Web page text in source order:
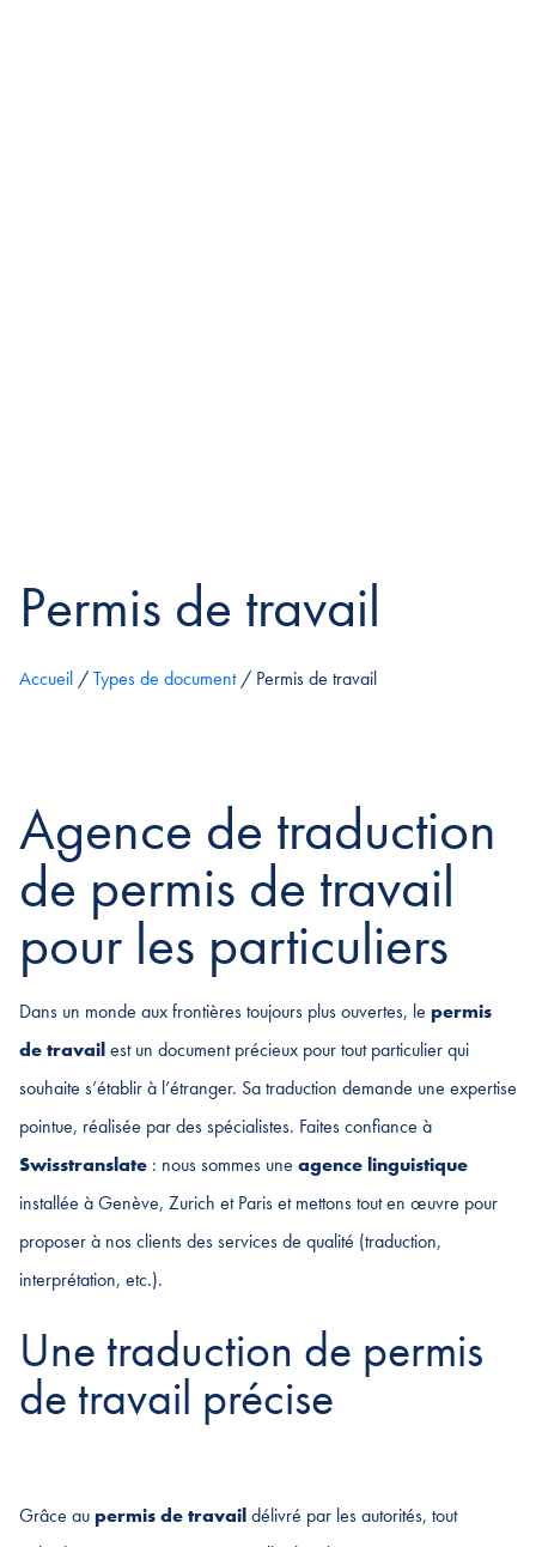
Permis de travail
Accueil /Types de document/ Permis de travail
Agence de traduction
de permis de travail
pour les particuliers
Dans un monde aux frontières toujours plus ouvertes, le permis
de travailest un document précieux pour tout particulier qui
souhaite s’établir à l’étranger. Sa traduction demande une expertise
pointue, réalisée par des spécialistes. Faites confiance à
Swisstranslate : nous sommes une agence linguistique
installée à Genève, Zurich et Paris et mettons tout en œuvre pour
proposer à nos clients des services de qualité (traduction,
interprétation, etc.).
Une traduction de permis
de travail précise
Grâce aupermis de travaildélivré par les autorités, tout